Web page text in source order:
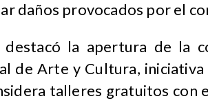
daños provocados por el
destacó la apertura de la
de Arte y Cultura,
talleres gratuitos con